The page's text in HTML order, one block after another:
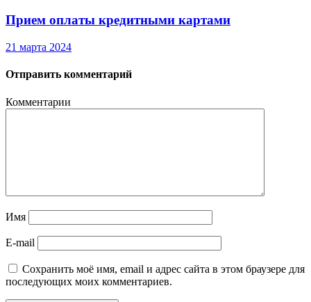
Прием оплаты кредитными картами
21 марта 2024
Отправить комментарий
Комментарии
Имя
E-mail
Сохранить моё имя, email и адрес сайта в этом браузере для
последующих моих комментариев.